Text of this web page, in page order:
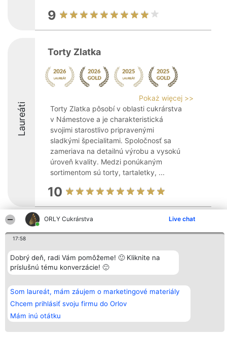
ORLY Cukrárstva Live chat
17:58
Dobrý deň, radi Vám pomôžeme! 🙂 Kliknite na
príslušnú tému konverzácie! 🙂
Som laureát, mám záujem o marketingové materiály
Chcem prihlásiť svoju firmu do Orlov
Mám inú otátku
9
Laureáti
Torty Zlatka
Pokaż więcej >>
Torty Zlatka pôsobí v oblasti cukrárstva
v Námestove a je charakteristická
svojimi starostlivo pripravenými
sladkými špecialitami. Spoločnosť sa
zameriava na detailnú výrobu a vysokú
úroveň kvality. Medzi ponúkaným
sortimentom sú torty, tartaletky, ...
10
Organizátor hodnotenia
Bright Side Solutions sp. z o.
o. sp. k.
ul. Ruska 22
Wrocław 50-079
KRS 0000749100 | Regon
381313360 | NIP 8943132676
Laureáti
wszystkich
Laureatów
Podmienky
Obchodné
Zásady
ochrany
osobných
Kontakt